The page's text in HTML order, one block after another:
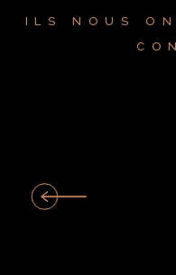
ILS NOUS